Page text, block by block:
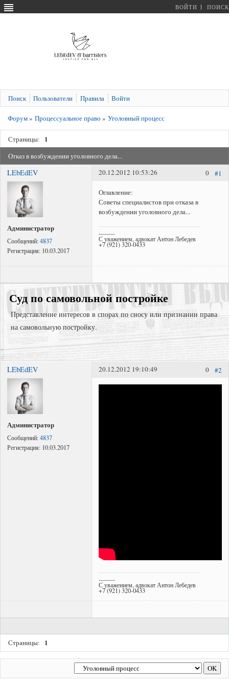
ВОЙТИ ПОИСК
Поиск Пользователи Правила Войти
Форум» Процессуальное право » Уголовный процесс
Страницы: 1
Отказ в возбуждении уголовного дела...
LEbEdEV
Администратор
Сообщений:4837
Регистрация: 10.03.2017
#1
0
20.12.2012 10:53:26
Оглавление:
Советы специалистов при отказа в
возбуждении уголовного дела...
--------
С уважением, адвокат Антон Лебедев
+7 (921) 320-0433
Суд по самовольной постройке
Представление интересов в спорах по сносу или признании права
на самовольную постройку.
Представление интересов в судах общей юрисдикции;
Представление интересов в арбитражном суде;
Споры по самовольному стриотельству (самострой)
LEbEdEV
Администратор
Сообщений:4837
Регистрация: 10.03.2017
#2
0
20.12.2012 19:10:49
--------
С уважением, адвокат Антон Лебедев
+7 (921) 320-0433
Страницы: 1